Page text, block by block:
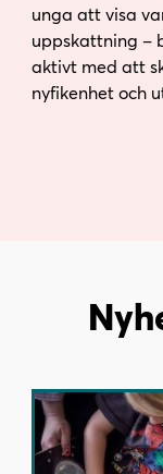
unga att visa
uppskattning –
aktivt med att
nyfikenhet och